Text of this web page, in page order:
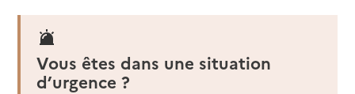
Vous êtes dans une situation
d’urgence ?